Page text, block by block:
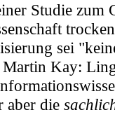
Studie zum
sei
Kay:
aber die